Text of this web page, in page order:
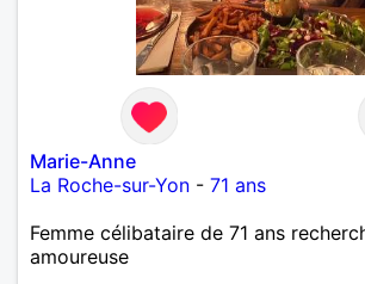
Marie-Anne
La Roche-sur-Yon - 71 ans
Femme célibataire de 71 ans
amoureuse